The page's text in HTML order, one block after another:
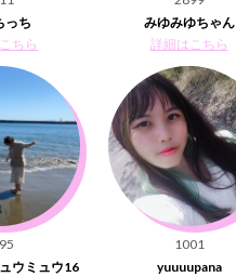
っち
ちら
みゆみゆちゃん
詳細はこちら
ウミュウ16
1001
yuuuupana